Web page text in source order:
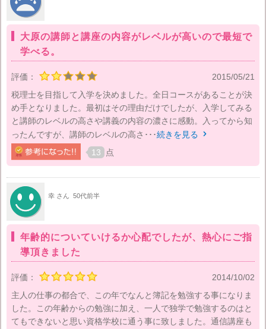
大原の講師と講座の内容がレベルが高いので最短で
学べる。
評価：
2015/05/21
税理士を目指して入学を決めました。全日コースがあることが決
め手となりました。最初はその理由だけでしたが、入学してみる
と講師のレベルの高さや講義の内容の濃さに感動。入ってから知
ったんですが、講師のレベルの高さ･･･続きを見る 
13 点
幸 さん 50代前半
年齢的についていけるか心配でしたが、熱心にご指
導頂きました
評価：
2014/10/02
主人の仕事の都合で、この年でなんと簿記を勉強する事になりま
した。この年齢からの勉強に加え、一人で独学で勉強するのはと
てもできないと思い資格学校に通う事に致しました。通信講座も